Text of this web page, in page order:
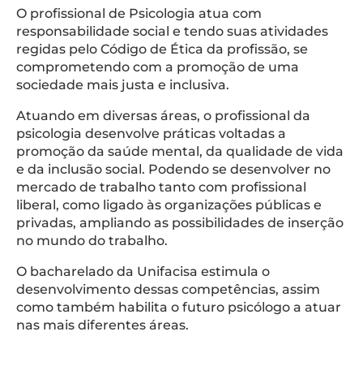
O profissional de Psicologia atua com
responsabilidade social e tendo suas atividades
regidas pelo Código de Ética da profissão, se
comprometendo com a promoção de uma
sociedade mais justa e inclusiva.
Atuando em diversas áreas, o profissional da
psicologia desenvolve práticas voltadas a
promoção da saúde mental, da qualidade de vida
e da inclusão social. Podendo se desenvolver no
mercado de trabalho tanto com profissional
liberal, como ligado às organizações públicas e
privadas, ampliando as possibilidades de inserção
no mundo do trabalho.
O bacharelado da Unifacisa estimula o
desenvolvimento dessas competências, assim
como também habilita o futuro psicólogo a atuar
nas mais diferentes áreas.